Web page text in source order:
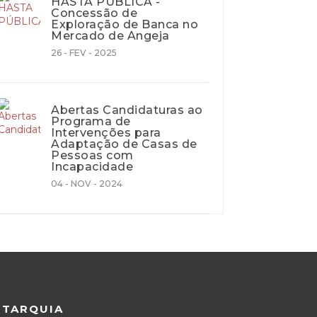
Concessão de
Exploração de Banca no
Mercado de Angeja
26 - FEV - 2025
Abertas Candidaturas ao
Programa de
Intervenções para
Adaptação de Casas de
Pessoas com
Incapacidade
04 - NOV - 2024